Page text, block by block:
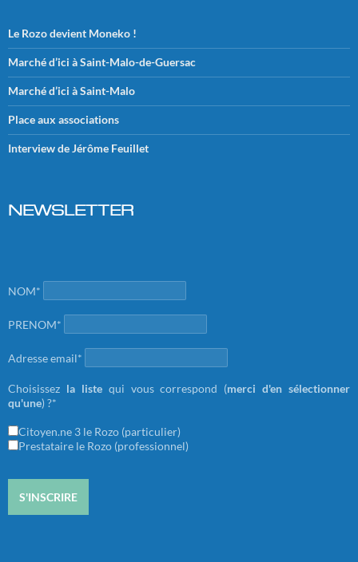
Le Rozo devient Moneko !
Marché d’ici à Saint-Malo-de-Guersac
Marché d’ici à Saint-Malo
Place aux associations
Interview de Jérôme Feuillet
NEWSLETTER
NOM*
PRENOM*
Adresse email*
Choisissez la listequi vous correspond (merci d'en sélectionner
qu'une) ?*
Citoyen.ne 3 le Rozo (particulier)
Prestataire le Rozo (professionnel)